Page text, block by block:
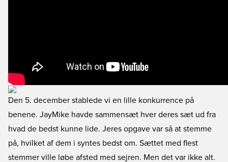
Den 5. december stablede vi en lille konkurrence på
benene. JayMike havde sammensæt hver deres sæt ud fra
hvad de bedst kunne lide. Jeres opgave var så at stemme
på, hvilket af dem i syntes bedst om. Sættet med flest
stemmer ville løbe afsted med sejren. Men det var ikke alt.